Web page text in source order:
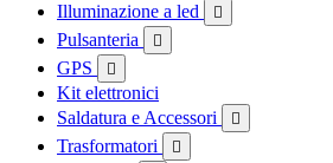
Illuminazione a led 
Pulsanteria 
GPS 
Kit elettronici
Saldatura e Accessori

Trasformatori 